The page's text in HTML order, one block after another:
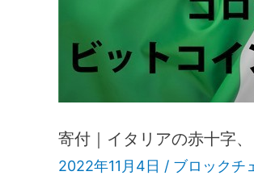
寄付｜イタリアの赤十字
2022年11月4日 / ブロックチ